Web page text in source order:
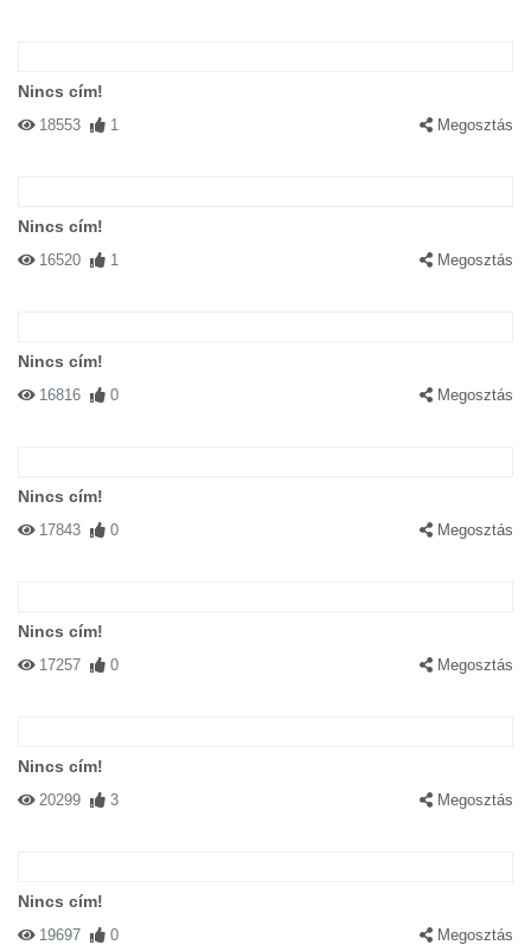
Nincs cím!
18553 1 Megosztás
Nincs cím!
16520 1 Megosztás
Nincs cím!
16816 0 Megosztás
Nincs cím!
17843 0 Megosztás
Nincs cím!
17257 0 Megosztás
Nincs cím!
20299 3 Megosztás
Nincs cím!
19697 0 Megosztás